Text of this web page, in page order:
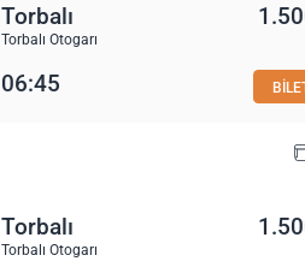
Torbalı
Torbalı Otogarı
06:45
Torbalı
Torbalı Otogarı